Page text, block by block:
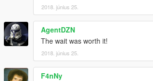
Find TopMods on Facebook and GTA5-mods:
Homepage - TopMods
Facebook - TopMods
GTA5-Mods - TopMods
2018. június 25.
AgentDZN
The wait was worth it!
2018. június 25.
F4nNy